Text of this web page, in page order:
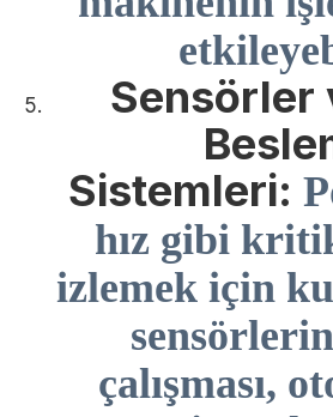
Sensörler
Sistemleri:
hız gibi
izlemek için
çalışması,